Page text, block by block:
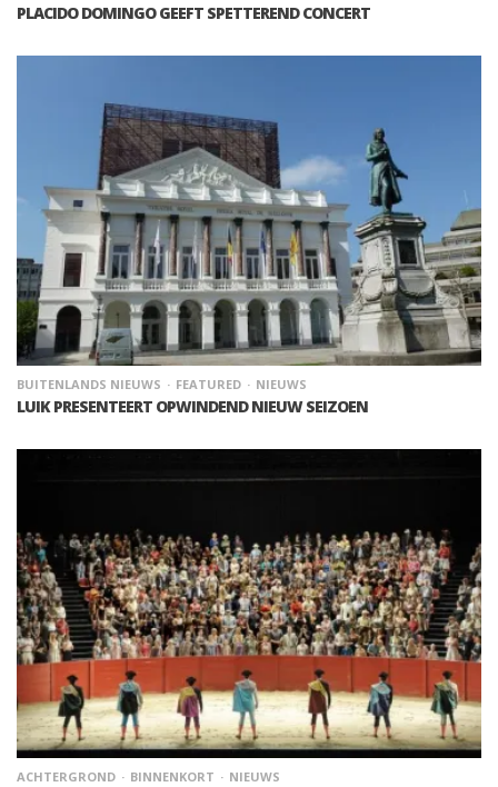
PLACIDO DOMINGO GEEFT SPETTEREND CONCERT
BUITENLANDS NIEUWS FEATURED NIEUWS
LUIK PRESENTEERT OPWINDEND NIEUW SEIZOEN
ACHTERGROND BINNENKORT NIEUWS